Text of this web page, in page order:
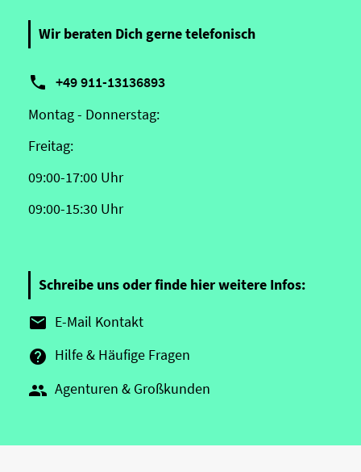
Wir beraten Dich gerne telefonisch
 +49 911-13136893
Montag - Donnerstag:
Freitag:
09:00-17:00 Uhr
09:00-15:30 Uhr
Schreibe uns oder finde hier weitere Infos:
 E-Mail Kontakt
 Hilfe & Häufige Fragen
 Agenturen & Großkunden